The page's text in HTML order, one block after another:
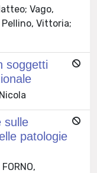
Vago,
Vittoria;
soggetti
sulle
patologie